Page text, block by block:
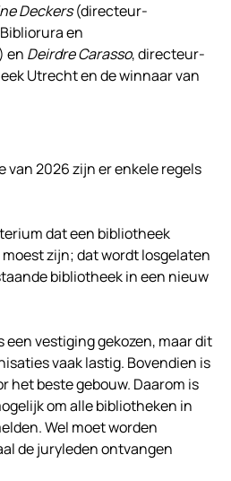
Deckers(directeur-
en
en Deirdre Carasso, directeur-
Utrecht en de winnaar van
van 2026 zijn er enkele regels
dat een bibliotheek
zijn; dat wordt losgelaten
bibliotheek in een nieuw
een vestiging gekozen, maar dit
vaak lastig. Bovendien is
het beste gebouw. Daarom is
om alle bibliotheken in
Wel moet worden
de juryleden ontvangen